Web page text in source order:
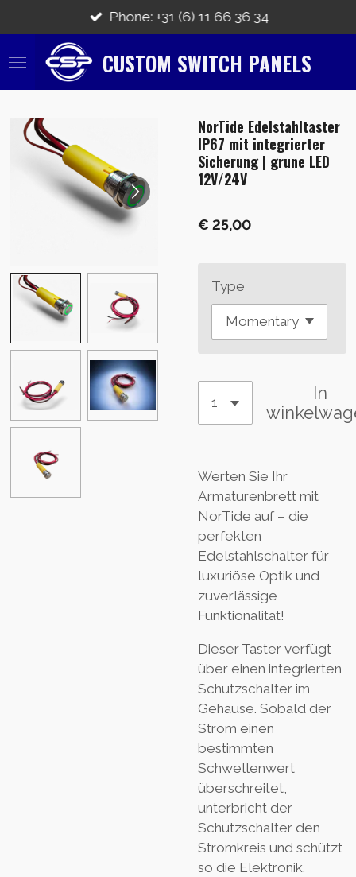
direct
naar
CUSTOM SWITCH PANELS
Phone: +31 (6) 11 66 36 34
NorTide Edelstahltaster
IP67 mit integrierter
Sicherung | grune LED
12V/24V
€ 25,00
Type
In
Werten Sie Ihr
Armaturenbrett mit
NorTide auf – die
perfekten
Edelstahlschalter für
luxuriöse Optik und
zuverlässige
Funktionalität!
Dieser Taster verfügt
über einen integrierten
Schutzschalter im
Gehäuse. Sobald der
Strom einen
bestimmten
Schwellenwert
überschreitet,
unterbricht der
Schutzschalter den
Stromkreis und schützt
so die Elektronik.